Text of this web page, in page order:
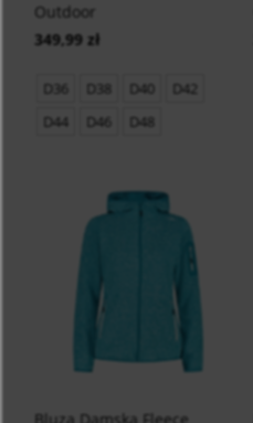
Outdoor
349,99 zł
D36 D38 D40
D42
D44
D46 D48